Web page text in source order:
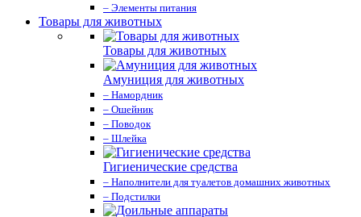
– Элементы питания
Товары для животных
Товары для животных
Амуниция для животных
– Намордник
– Ошейник
– Поводок
– Шлейка
Гигиенические средства
– Наполнители для туалетов домашних животных
– Подстилки